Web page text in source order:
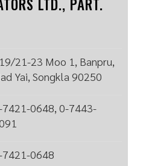
LTD., PART.
21-23 Moo 1, Banpru,
Yai, Songkla 90250
0648, 0-7443-
0648